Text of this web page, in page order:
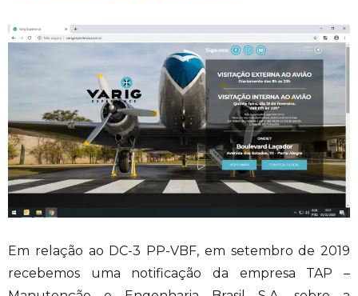
Em relação ao DC-3 PP-VBF, em setembro de 2019
recebemos uma notificação da empresa TAP –